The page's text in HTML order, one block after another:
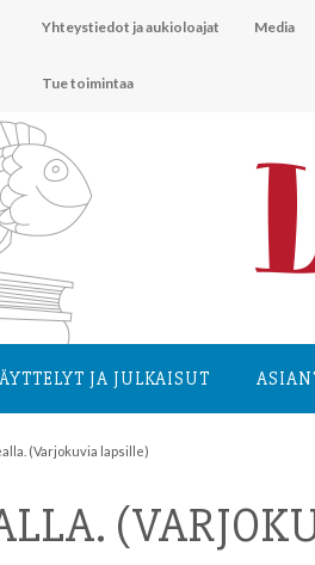
Yhteystiedot ja aukioloajat Media
Tue toimintaa
JA JULKAISUT
(Varjokuvia lapsille)